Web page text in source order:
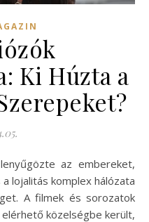
Ki Húzta a
lojalitás komplex hálózata
A filmek és sorozatok
közelségbe került,